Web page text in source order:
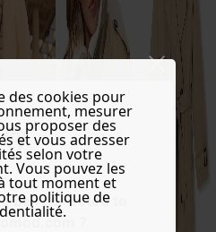
be redirected to
?
des cookies pour
mesurer
proposer des
et vous adresser
selon votre
Vous pouvez les
tout moment et
politique de